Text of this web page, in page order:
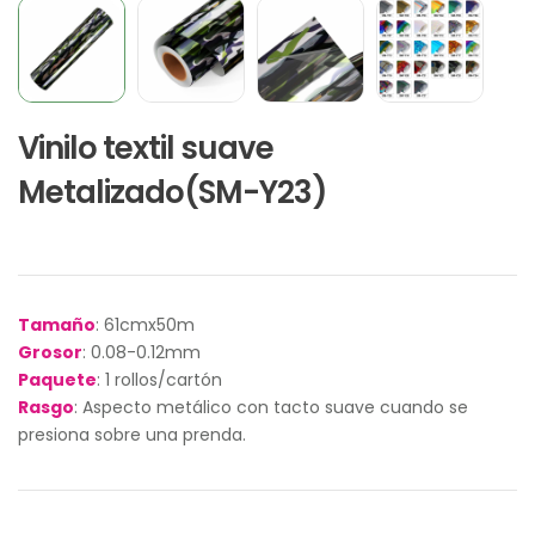
Vinilo textil suave
Metalizado(SM-Y23)
Tamaño: 61cmx50m
Grosor: 0.08-0.12mm
Paquete: 1 rollos/cartón
Rasgo: Aspecto metálico con tacto suave cuando se
presiona sobre una prenda.